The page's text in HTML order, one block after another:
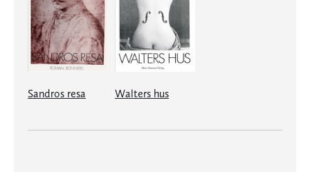
Sandros resa Walters hus